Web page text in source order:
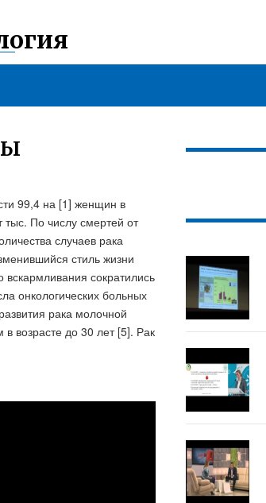
99,4 на [1] женщин в
тыс. По числу смертей от
случаев рака
стиль жизни
вскармливания сократились
онкологических больных
рака молочной
возрасте до 30 лет [5]. Рак